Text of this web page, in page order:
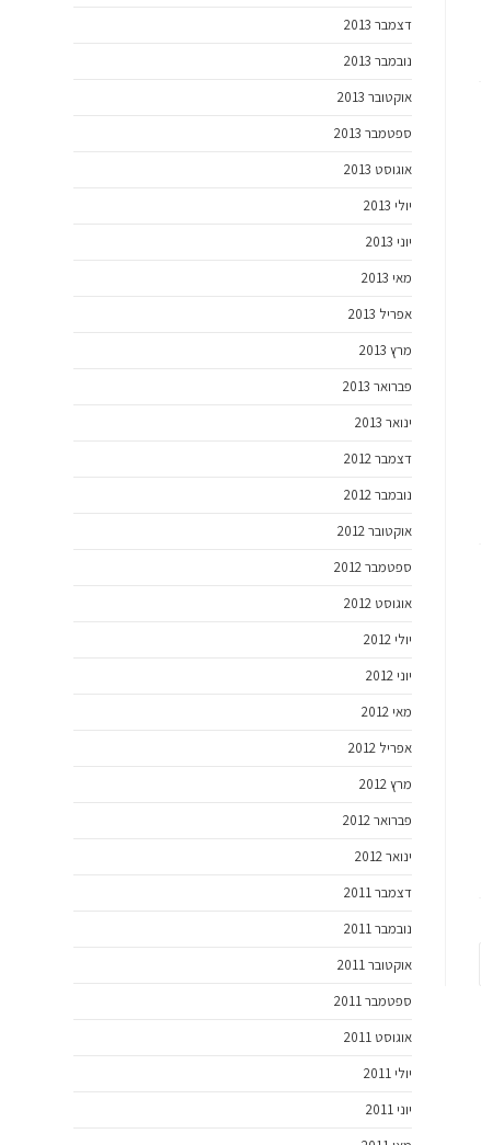
דצמבר 2013
נובמבר 2013
אוקטובר 2013
ספטמבר 2013
אוגוסט 2013
יולי 2013
יוני 2013
מאי 2013
אפריל 2013
מרץ 2013
פברואר 2013
ינואר 2013
דצמבר 2012
נובמבר 2012
אוקטובר 2012
ספטמבר 2012
אוגוסט 2012
יולי 2012
יוני 2012
מאי 2012
אפריל 2012
מרץ 2012
פברואר 2012
ינואר 2012
דצמבר 2011
נובמבר 2011
אוקטובר 2011
ספטמבר 2011
אוגוסט 2011
יולי 2011
יוני 2011